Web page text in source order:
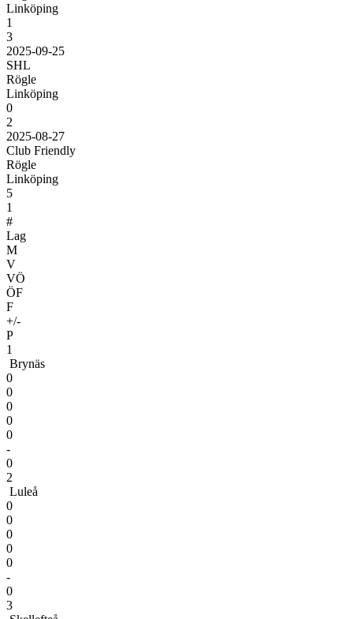
Linköping
1
3
2025-09-25
SHL
Rögle
Linköping
0
2
2025-08-27
Club Friendly
Rögle
Linköping
5
1
#
Lag
M
V
VÖ
ÖF
F
+/-
P
1
Brynäs
0
0
0
0
0
-
0
2
Luleå
0
0
0
0
0
-
0
3